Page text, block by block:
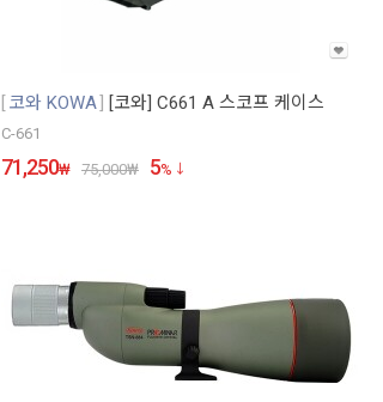
코와 KOWA [코와] C661 A 스코프 케이스
C-661
71,250₩ 75,000₩ 5%